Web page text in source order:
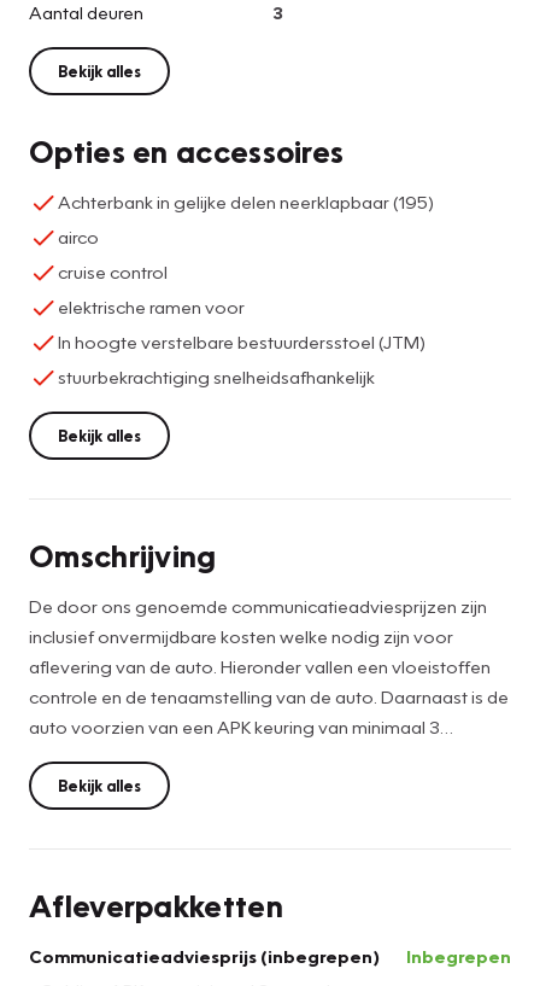
Aantal deuren
3
Bekijk alles
Opties en accessoires
Achterbank in gelijke delen neerklapbaar (195)
airco
cruise control
elektrische ramen voor
In hoogte verstelbare bestuurdersstoel (JTM)
stuurbekrachtiging snelheidsafhankelijk
Bekijk alles
Omschrijving
De door ons genoemde communicatieadviesprijzen zijn
inclusief onvermijdbare kosten welke nodig zijn voor
aflevering van de auto. Hieronder vallen een vloeistoffen
controle en de tenaamstelling van de auto. Daarnaast is de
auto voorzien van een APK keuring van minimaal 3
maanden. Het optionele Berkelaar Zekerheidspakket is
altijd de keuze van de consument en kan desgewenst
tegen meerprijs geleverd worden. Wilt u deze auto van
occasions. * De voorwaarde is: Bovag garantie is van
895,-
Bekijk alles
Afleverpakketten
Communicatieadviesprijs (inbegrepen)
Inbegrepen